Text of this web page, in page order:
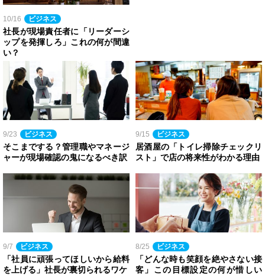
10/16 ビジネス
社長が現場責任者に「リーダーシ
ップを発揮しろ」これの何が間違
い？
9/23 ビジネス
そこまでする？管理職やマネージ
ャーが現場確認の鬼になるべき訳
9/15 ビジネス
居酒屋の「トイレ掃除チェックリ
スト」で店の将来性がわかる理由
9/7 ビジネス
「社員に頑張ってほしいから給料
を上げる」社長が裏切られるワケ
8/25 ビジネス
「どんな時も笑顔を絶やさない接
客」この目標設定の何が惜しい